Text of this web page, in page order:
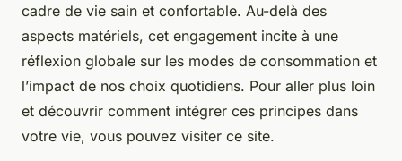
cadre de vie sain et confortable. Au-delà des
aspects matériels, cet engagement incite à une
réflexion globale sur les modes de consommation et
l’impact de nos choix quotidiens. Pour aller plus loin
et découvrir comment intégrer ces principes dans
votre vie, vous pouvez visiter ce site.